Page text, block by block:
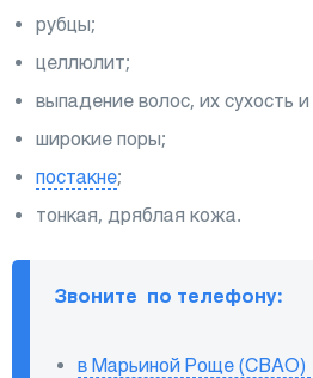
рубцы;
целлюлит;
выпадение волос, их сухость
широкие поры;
постакне;
тонкая, дряблая кожа.
Звоните по телефону:
в Марьиной Роще (СВАО)